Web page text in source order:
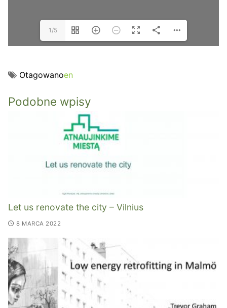
1/5
Otagowanoen
Podobne wpisy
Let us renovate the city – Vilnius
8 MARCA 2022